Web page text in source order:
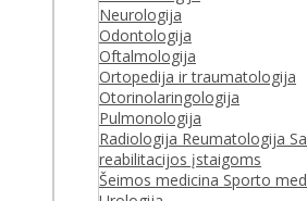
Neurologija
Odontologija
Oftalmologija
Ortopedija ir traumatologija
Otorinolaringologija
Pulmonologija
Radiologija Reumatologija
reabilitacijos įstaigoms
Šeimos medicina Sporto